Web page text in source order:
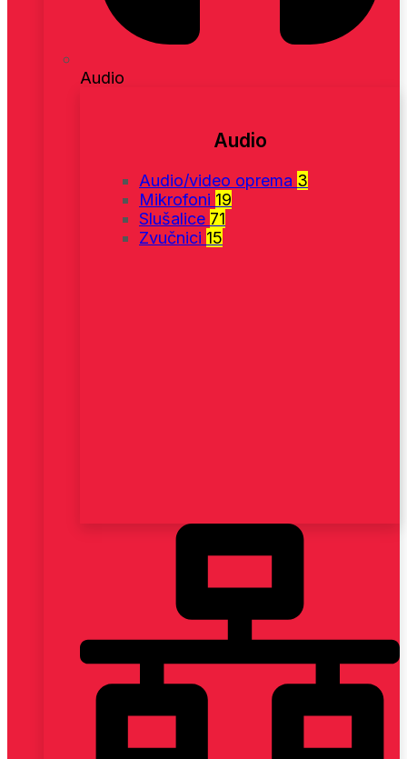
Audio
Audio
Audio/video oprema 3
Mikrofoni 19
Slušalice 71
Zvučnici 15